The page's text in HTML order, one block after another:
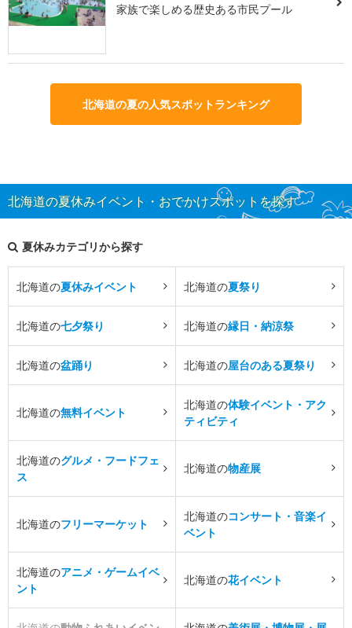
家族で楽しめる歴史ある市民プール
北海道の夏の人気スポットランキング
北海道の夏休みイベント・おでかけスポットを探す
夏休みカテゴリから探す
北海道の夏休みイベント 北海道の夏祭り
北海道の七夕祭り 北海道の縁日・納涼祭
北海道の盆踊り 北海道の屋台のある夏祭り
北海道の無料イベント
北海道の体験イベント・アク
ティビティ
北海道のグルメ・フードフェ
ス
北海道の物産展
北海道のフリーマーケット
北海道のコンサート・音楽イ
ベント
北海道のアニメ・ゲームイベ
ント
北海道の花イベント